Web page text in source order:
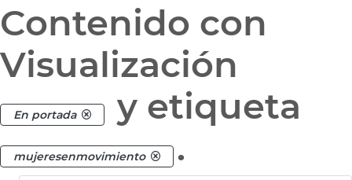
Contenido con
Visualización
En portada y etiqueta
mujeresenmovimiento .